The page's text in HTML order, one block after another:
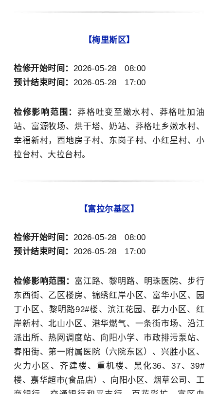
【梅里斯 区】
检修开始时间： 2026-05-28 08:00
预计结束时间： 2026-05-28 17:00
检修影响范围：莽格吐变至嫩水村、莽格吐加油
站、富源牧场、烘干塔、奶站、莽格吐乡嫩水村、
幸福新村，西地房子村、东岗子村、小红星村、小
拉台村、大拉台村。
【富拉尔基区】
检修开始时间： 2026-05-28 08:00
预计结束时间： 2026-05-28 17:00
检修影响范围： 富江路、黎明路、明珠医院、步行
东西街、乙区楼房、锦绣红岸小区、富华小区、园
丁小区、黎明路92#楼、滨江花园、群力小区、红
岸新村、北山小区、港华燃气、一条街市场、沿江
派出所、热网调度站、向阳小学、市政排污泵站、
春阳街、第一附属医院（六院东区）、兴胜小区、
火力小区、齐建楼、重机楼、黑化36、37、39#
楼、嘉华超市(食品店）、向阳小区、烟草公司、工